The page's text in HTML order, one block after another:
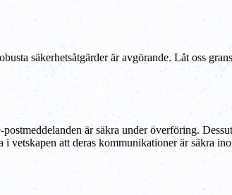
säkerhetsåtgärder är avgörande. Låt oss
är säkra under överföring.
vetskapen att deras kommunikationer är säkra